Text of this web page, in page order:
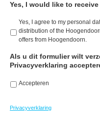
Yes, I would like to
Yes, I agree to my personal
distribution of the
offers from Hoogendoorn.
Als u dit formulier wilt
Privacyverklaring
Accepteren
Privacyverklaring